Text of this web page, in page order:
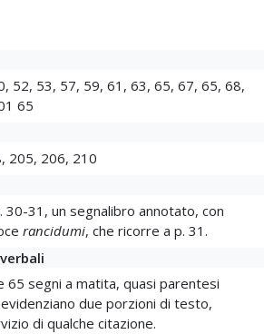
52, 53, 57, 59, 61, 63, 65, 67, 65, 68,
65
205, 206, 210
31, un segnalibro annotato, con
rancidumi, che ricorre a p. 31.
65 segni a matita, quasi parentesi
due porzioni di testo,
di qualche citazione.